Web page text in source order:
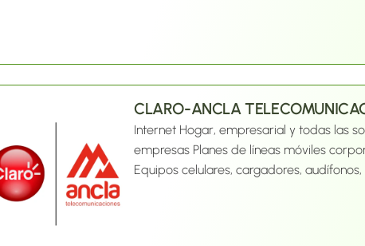
CLARO-ANCLA
Internet Hogar, empresarial y todas las
empresas Planes de líneas móviles
Equipos celulares, cargadores, audífonos,